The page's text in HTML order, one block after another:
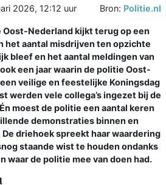
2026, 12:12 uur Bron: Politie.nl
Oost-Nederland kijkt terug op een
het aantal misdrijven ten opzichte
bleef en het aantal meldingen van
een jaar waarin de politie Oost-
veilige en feestelijke Koningsdag
werden vele collega’s ingezet bij de
moest de politie een aantal keren
demonstraties binnen en
driehoek spreekt haar waardering
staande wist te houden ondanks
waar de politie mee van doen had.